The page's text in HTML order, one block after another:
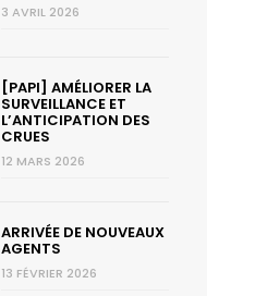
3 AVRIL 2026
[PAPI] AMÉLIORER LA
SURVEILLANCE ET
L’ANTICIPATION DES
CRUES
12 MARS 2026
ARRIVÉE DE NOUVEAUX
AGENTS
13 FÉVRIER 2026